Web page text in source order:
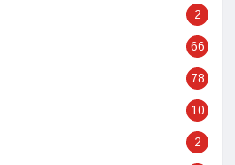
2
66
78
10
2